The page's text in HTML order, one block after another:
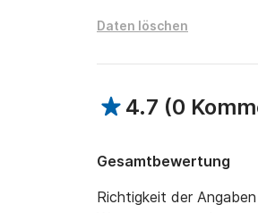
Daten löschen
4.7 (0
Gesamtbewertung
Richtigkeit der Angaben